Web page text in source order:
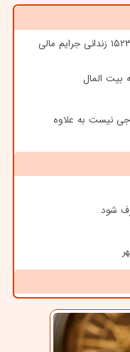
مشارکت ستاد اجرائی فرمان امام در آزادی ۱۵۲۳ زندانی جرایم مالی
نیست به علاوه
شود